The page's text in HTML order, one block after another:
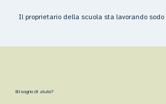
Il proprietario della scuola sta lavorando
Bisogno di aiuto?